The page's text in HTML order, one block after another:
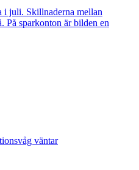
i juli. Skillnaderna mellan
På sparkonton är bilden en
väntar